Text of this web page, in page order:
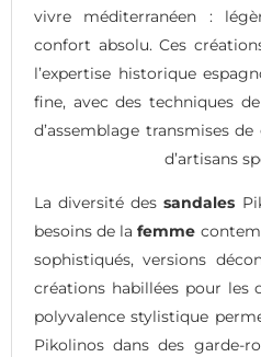
vivre méditerranéen :
confort absolu. Ces
l’expertise historique
fine, avec des techniques
d’assemblage transmises
d’artisans
La diversité dessandales
besoins de lafemme
sophistiqués, versions
créations habillées pour les
polyvalence stylistique
Pikolinos dans des garde-